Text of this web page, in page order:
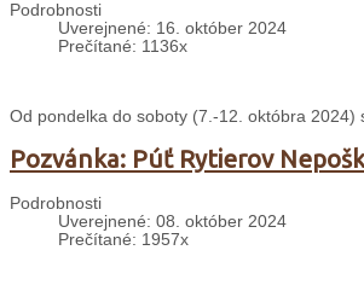
Podrobnosti
Uverejnené: 16. október 2024
Prečítané: 1136x
Od pondelka do soboty (7.-12. októbra
Pozvánka: Púť Rytierov
Podrobnosti
Uverejnené: 08. október 2024
Prečítané: 1957x